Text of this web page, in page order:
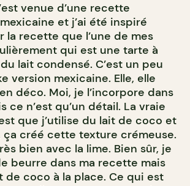
venue d’une recette
et j’ai été inspiré
la recette que l’une de mes
qui est une tarte à
lait condensé. C’est un peu
version mexicaine. Elle, elle
déco. Moi, je l’incorpore dans
ce n’est qu’un détail. La vraie
que j’utilise du lait de coco et
ça créé cette texture crémeuse.
bien avec la lime. Bien sûr, je
beurre dans ma recette mais
de coco à la place. Ce qui est